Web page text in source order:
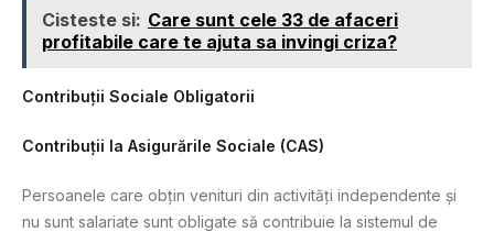
Cisteste si: Care sunt cele 33 de afaceri
profitabile care te ajuta sa invingi criza?
Contribuții Sociale Obligatorii
Contribuții la Asigurările Sociale (CAS)
Persoanele care obțin venituri din activități independente și
nu sunt salariate sunt obligate să contribuie la sistemul de